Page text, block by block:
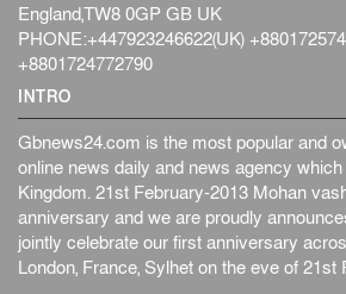
England,TW8 0GP GB UK
PHONE:+447923246622(UK)
+8801724772790
INTRO
Gbnews24.com is the most popular and
online news daily and news agency
Kingdom. 21st February-2013 Mohan
anniversary and we are proudly
jointly celebrate our first anniversary
London, France, Sylhet on the eve of 21st